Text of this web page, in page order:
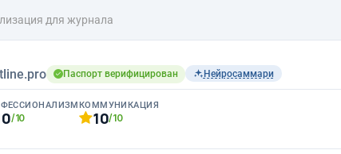
для журнала
Паспорт верифицирован Нейросаммари
/10
КОММУНИКАЦИЯ
10/10